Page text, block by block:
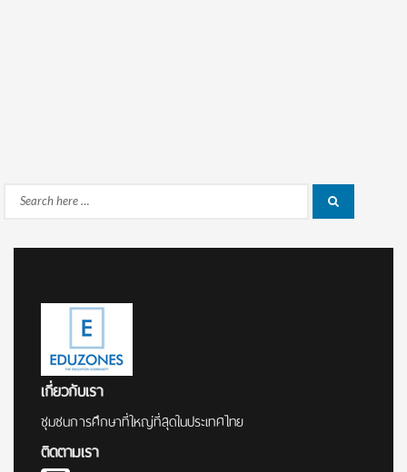
Search
เกี่ยวกับเรา
ชุมชนการศึกษาที่ใหญ่ที่สุดในประเทศไทย
ติดตามเรา